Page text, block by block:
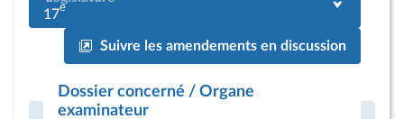
17e
Suivre les amendements en discussion
Dossier concerné / Organe
examinateur